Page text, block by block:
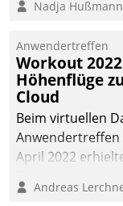
statt. Zentrale
Mammutprojekte
meistern und
wuppen – bei
anspruchsvollen
Aufgaben und
abnehmendem
Nadja Hußmann
Anwendertreffen
Workout
Höhenflüge
Cloud
Beim virtuellen
Anwendertreffen
April 2022
Teilnehmer
Andreas